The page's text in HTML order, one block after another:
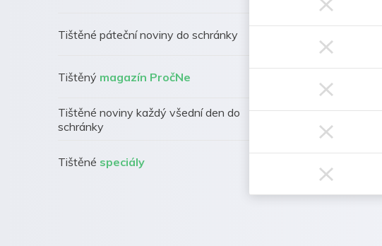
Tištěné páteční noviny do schránky
Tištěný magazín PročNe
Tištěné noviny každý všední den do
schránky
Tištěné speciály